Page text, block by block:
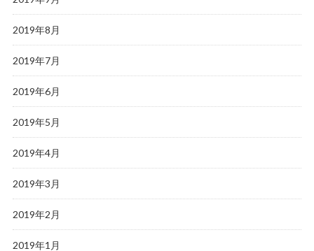
2019年8月
2019年7月
2019年6月
2019年5月
2019年4月
2019年3月
2019年2月
2019年1月